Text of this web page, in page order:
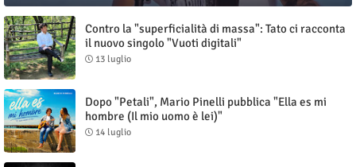
Contro la "superficialità di massa": Tato ci racconta
il nuovo singolo "Vuoti digitali"
13 luglio
Dopo "Petali", Mario Pinelli pubblica "Ella es mi
hombre (Il mio uomo è lei)"
14 luglio